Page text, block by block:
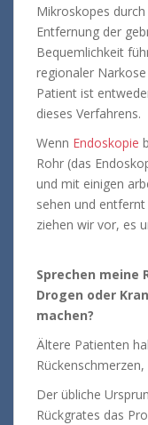
Mikroskopes
Entfernung der
Bequemlichkeit
regionaler
Patient ist
dieses Verfahrens.
Wenn Endoskopie
Rohr (das
und mit einigen
sehen und
ziehen wir vor, es
Sprechen meine
Drogen oder
machen?
Ältere Patienten
Der übliche
Rückgrates das